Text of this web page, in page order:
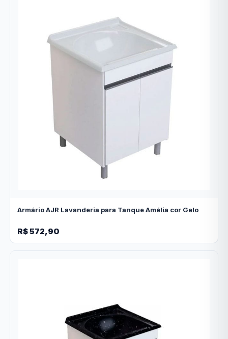
Armário AJR Lavanderia para Tanque Amélia cor Gelo
R$ 572,90